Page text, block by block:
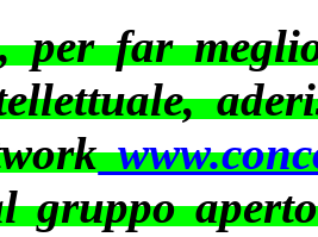
per far
gruppo